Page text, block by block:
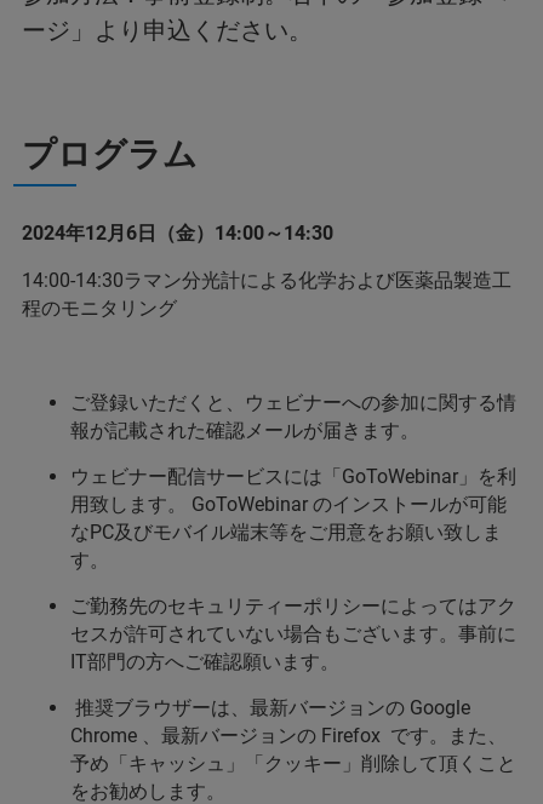
ージ」より申込ください。
プログラム
2024年12月6日（金）14:00～14:30
14:00-14:30ラマン分光計による化学および医薬品製造工
程のモニタリング
ご登録いただくと、ウェビナーへの参加に関する情
報が記載された確認メールが届きます。
ウェビナー配信サービスには「GoToWebinar」を利
用致します。 GoToWebinar のインストールが可能
なPC及びモバイル端末等をご用意をお願い致しま
す。
ご勤務先のセキュリティーポリシーによってはアク
セスが許可されていない場合もございます。事前に
IT部門の方へご確認願います。
推奨ブラウザーは、最新バージョンの Google
Chrome 、最新バージョンの Firefox です。また、
予め「キャッシュ」「クッキー」削除して頂くこと
をお勧めします。